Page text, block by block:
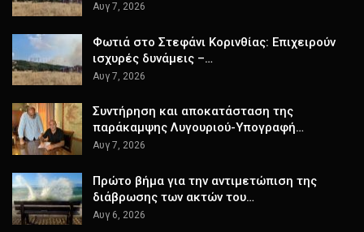
Αυγ 7, 2026
Φωτιά στο Στεφάνι Κορινθίας: Επιχειρούν
ισχυρές δυνάμεις –…
Αυγ 7, 2026
Συντήρηση και αποκατάσταση της
παράκαμψης Λυγουριού-Υπογραφή…
Αυγ 7, 2026
Πρώτο βήμα για την αντιμετώπιση της
διάβρωσης των ακτών του…
Αυγ 6, 2026